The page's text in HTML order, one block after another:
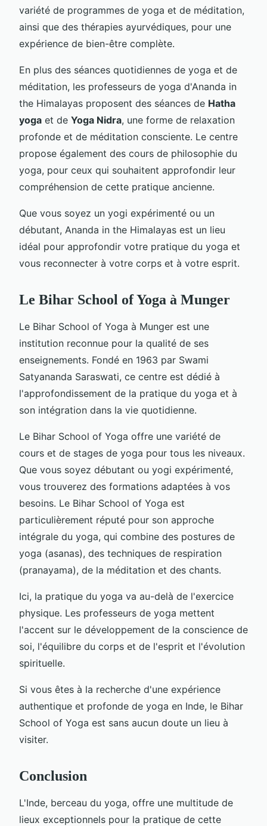
variété de programmes de yoga et de méditation,
ainsi que des thérapies ayurvédiques, pour une
expérience de bien-être complète.
En plus des séances quotidiennes de yoga et de
méditation, les professeurs de yoga d'Ananda in
the Himalayas proposent des séances de Hatha
yoga et de Yoga Nidra, une forme de relaxation
profonde et de méditation consciente. Le centre
propose également des cours de philosophie du
yoga, pour ceux qui souhaitent approfondir leur
compréhension de cette pratique ancienne.
Que vous soyez un yogi expérimenté ou un
débutant, Ananda in the Himalayas est un lieu
idéal pour approfondir votre pratique du yoga et
vous reconnecter à votre corps et à votre esprit.
Le Bihar School of Yoga à Munger
Le Bihar School of Yoga à Munger est une
institution reconnue pour la qualité de ses
enseignements. Fondé en 1963 par Swami
Satyananda Saraswati, ce centre est dédié à
l'approfondissement de la pratique du yoga et à
son intégration dans la vie quotidienne.
Le Bihar School of Yoga offre une variété de
cours et de stages de yoga pour tous les niveaux.
Que vous soyez débutant ou yogi expérimenté,
vous trouverez des formations adaptées à vos
besoins. Le Bihar School of Yoga est
particulièrement réputé pour son approche
intégrale du yoga, qui combine des postures de
yoga (asanas), des techniques de respiration
(pranayama), de la méditation et des chants.
Ici, la pratique du yoga va au-delà de l'exercice
physique. Les professeurs de yoga mettent
l'accent sur le développement de la conscience de
soi, l'équilibre du corps et de l'esprit et l'évolution
spirituelle.
Si vous êtes à la recherche d'une expérience
authentique et profonde de yoga en Inde, le Bihar
School of Yoga est sans aucun doute un lieu à
visiter.
Conclusion
L'Inde, berceau du yoga, offre une multitude de
lieux exceptionnels pour la pratique de cette